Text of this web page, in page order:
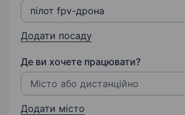
Додати посаду
Де ви хочете працювати?
Додати місто